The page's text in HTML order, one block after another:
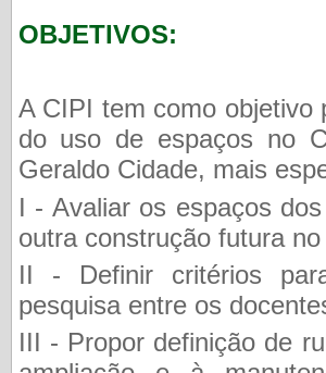
OBJETIVOS:
A CIPI tem como objetivo
do uso de espaços no
Geraldo Cidade, mais
I - Avaliar os espaços
outra construção futura
II - Definir critérios
pesquisa entre os
III - Propor definição de